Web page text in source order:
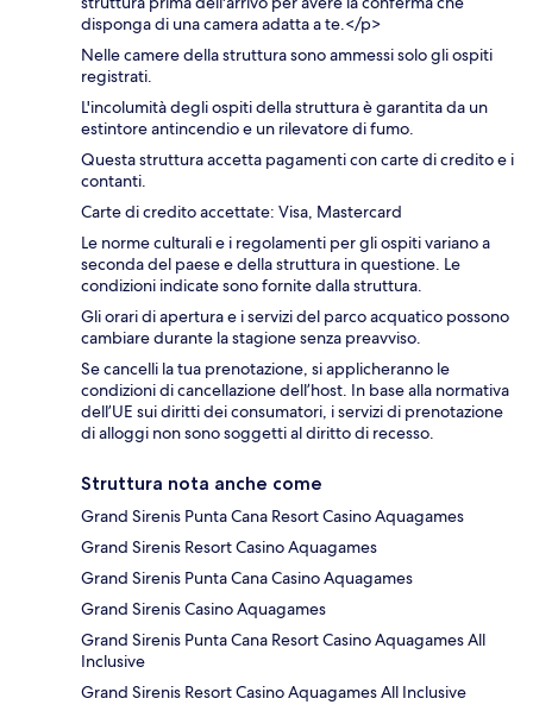
disponga di una camera adatta a te.</p>
Nelle camere della struttura sono ammessi solo gli ospiti
registrati.
L'incolumità degli ospiti della struttura è garantita da un
estintore antincendio e un rilevatore di fumo.
Questa struttura accetta pagamenti con carte di credito e i
contanti.
Carte di credito accettate: Visa, Mastercard
Le norme culturali e i regolamenti per gli ospiti variano a
seconda del paese e della struttura in questione. Le
condizioni indicate sono fornite dalla struttura.
Gli orari di apertura e i servizi del parco acquatico possono
cambiare durante la stagione senza preavviso.
Se cancelli la tua prenotazione, si applicheranno le
condizioni di cancellazione dell’host. In base alla normativa
dell’UE sui diritti dei consumatori, i servizi di prenotazione
di alloggi non sono soggetti al diritto di recesso.
Struttura nota anche come
Grand Sirenis Punta Cana Resort Casino Aquagames
Grand Sirenis Resort Casino Aquagames
Grand Sirenis Punta Cana Casino Aquagames
Grand Sirenis Casino Aquagames
Grand Sirenis Punta Cana Resort Casino Aquagames All
Inclusive
Grand Sirenis Resort Casino Aquagames All Inclusive